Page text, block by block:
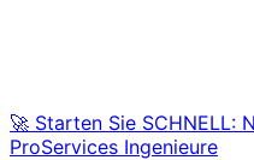
🚀 Starten Sie SCHNELL:
ProServices Ingenieure